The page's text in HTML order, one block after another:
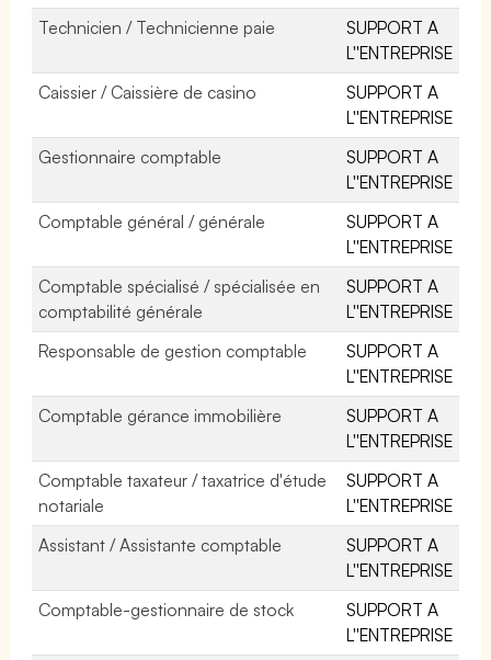
Technicien / Technicienne paie
SUPPORT A
L''ENTREPRISE
Caissier / Caissière de casino
SUPPORT A
L''ENTREPRISE
Gestionnaire comptable
SUPPORT A
L''ENTREPRISE
Comptable général / générale
SUPPORT A
L''ENTREPRISE
Comptable spécialisé / spécialisée en
comptabilité générale
SUPPORT A
L''ENTREPRISE
Responsable de gestion comptable
SUPPORT A
L''ENTREPRISE
Comptable gérance immobilière
SUPPORT A
L''ENTREPRISE
Comptable taxateur / taxatrice d'étude
notariale
SUPPORT A
L''ENTREPRISE
Assistant / Assistante comptable
SUPPORT A
L''ENTREPRISE
Comptable-gestionnaire de stock
SUPPORT A
L''ENTREPRISE